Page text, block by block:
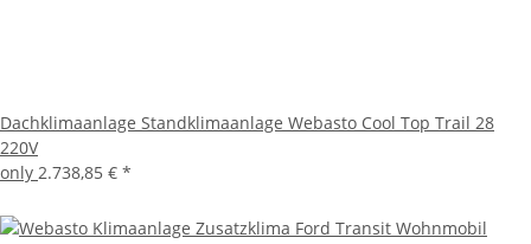
Dachklimaanlage Standklimaanlage Webasto Cool Top Trail 28
220V
only 2.738,85 € *